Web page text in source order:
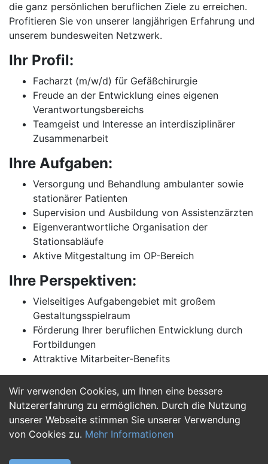
Wir verwenden Cookies, um Ihnen eine bessere
Nutzererfahrung zu ermöglichen. Durch die Nutzung
unserer Webseite stimmen Sie unserer Verwendung
von Cookies zu. Mehr Informationen
die ganz persönlichen beruflichen Ziele zu erreichen.
Profitieren Sie von unserer langjährigen Erfahrung und
unserem bundesweiten Netzwerk.
Ihr Profil:
Facharzt (m/w/d) für Gefäßchirurgie
Freude an der Entwicklung eines eigenen
Verantwortungsbereichs
Teamgeist und Interesse an interdisziplinärer
Zusammenarbeit
Ihre Aufgaben:
Versorgung und Behandlung ambulanter sowie
stationärer Patienten
Supervision und Ausbildung von Assistenzärzten
Eigenverantwortliche Organisation der
Stationsabläufe
Aktive Mitgestaltung im OP-Bereich
Ihre Perspektiven:
Vielseitiges Aufgabengebiet mit großem
Gestaltungsspielraum
Förderung Ihrer beruflichen Entwicklung durch
Fortbildungen
Attraktive Mitarbeiter-Benefits
Jetzt Bewerben